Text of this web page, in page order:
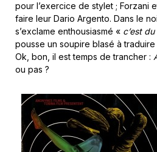
pour l’exercice de stylet ; Forzani
faire leur Dario Argento. Dans le
s’exclame enthousiasmé « c’est
pousse un soupire blasé à
Ok, bon, il est temps de trancher :
ou pas ?